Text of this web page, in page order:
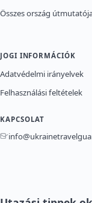
Összes ország
JOGI INFORMÁCIÓK
Adatvédelmi irányelvek
Felhasználási feltételek
KAPCSOLAT